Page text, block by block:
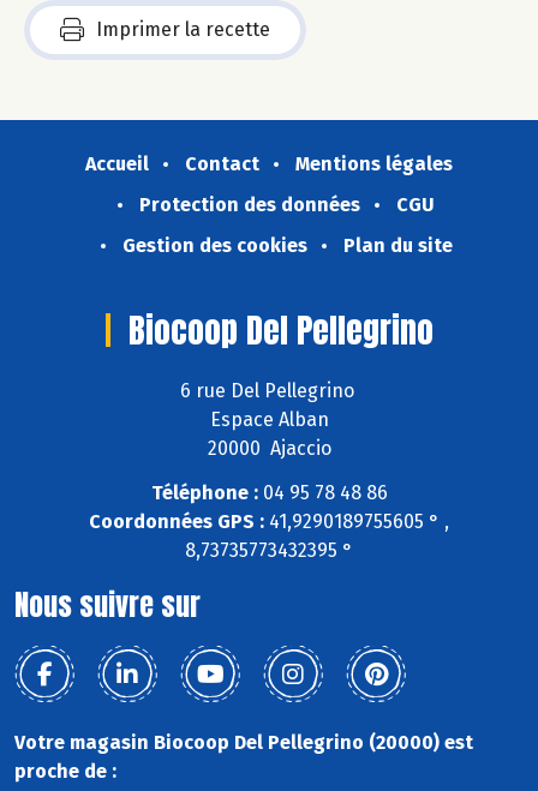
Imprimer la recette
Accueil Contact
Mentions légales
Protection des données
CGU
Gestion des cookies
Plan du site
Biocoop Del Pellegrino
6 rue Del Pellegrino
Espace Alban
20000 Ajaccio
Téléphone :04 95 78 48 86
Coordonnées GPS : 41,9290189755605 ° ,
8,73735773432395 °
Nous suivre sur
Votre magasin Biocoop Del Pellegrino (20000) est
proche de :